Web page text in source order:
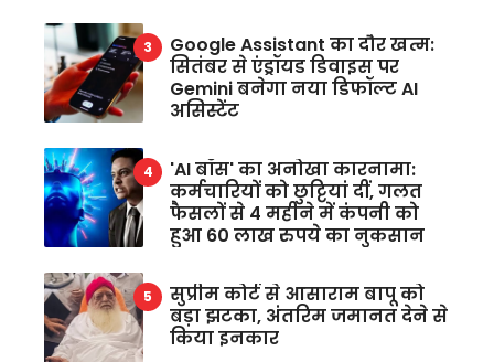
Google Assistant का दौर खत्म:
सितंबर से एंड्रॉयड डिवाइस पर
Gemini बनेगा नया डिफॉल्ट AI
असिस्टेंट
'AI बॉस' का अनोखा कारनामा:
कर्मचारियों को छुट्टियां दीं, गलत
फैसलों से 4 महीने में कंपनी को
हुआ 60 लाख रुपये का नुकसान
सुप्रीम कोर्ट से आसाराम बापू को
बड़ा झटका, अंतरिम जमानत देने से
किया इनकार